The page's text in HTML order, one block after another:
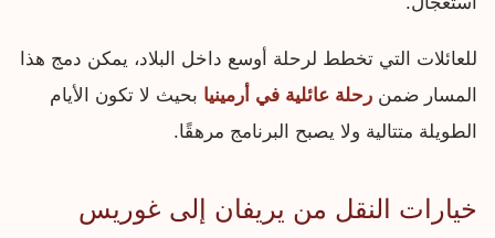
للعائلات التي تخطط لرحلة أوسع داخل البلاد، يمكن دمج هذا
المسار ضمن رحلة عائلية في أرمينيا بحيث لا تكون الأيام
الطويلة متتالية ولا يصبح البرنامج مرهقًا.
خيارات النقل من يريفان إلى غوريس